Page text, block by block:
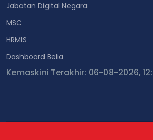
Jabatan Digital Negara
MSC
HRMIS
Dashboard Belia
Kemaskini Terakhir: 06-08-2026,